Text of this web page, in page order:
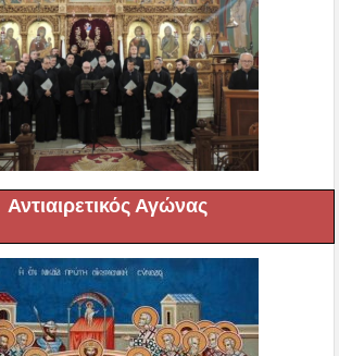
Αντιαιρετικός Αγώνας